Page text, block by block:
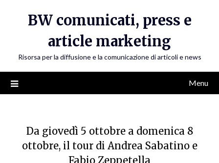
BW comunicati, press e
article marketing
Risorsa per la diffusione e la comunicazione di articoli e news
Menu
Da giovedì 5 ottobre a domenica 8
ottobre, il tour di Andrea Sabatino e
Fabio Zeppetella